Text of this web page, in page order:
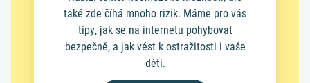
také zde číhá mnoho rizik. Máme pro vás
tipy, jak se na internetu pohybovat
bezpečně, a jak vést k ostražitosti i vaše
děti.